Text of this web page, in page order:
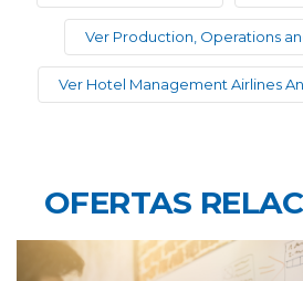
Ver Production, Operations
Ver Hotel Management Airlines
OFERTAS